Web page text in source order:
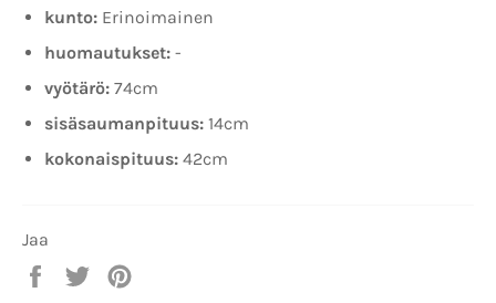
kunto: Erinoimainen
huomautukset: -
vyötärö: 74cm
sisäsaumanpituus: 14cm
kokonaispituus: 42cm
Jaa
Jaa
Twiittaa